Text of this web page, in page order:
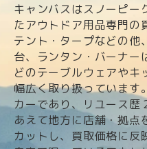
キャンバスはスノーピー
たアウトドア用品専門の
テント・タープなどの他
台、ランタン・バーナー
どのテーブルウェアやキ
幅広く取り扱っています
カーであり、リユース歴
あえて地方に店舗・拠点
カットし、買取価格に反